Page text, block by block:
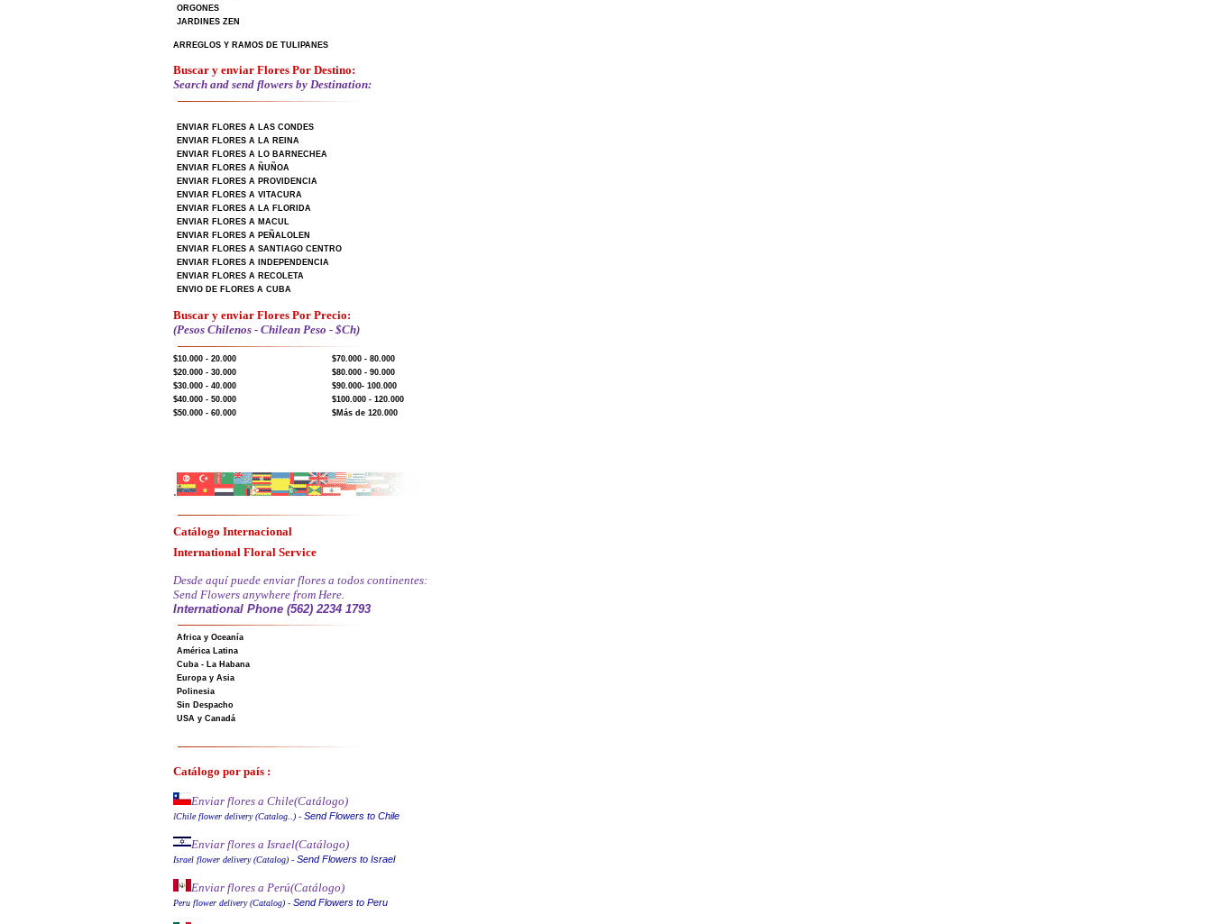
ORGONES
JARDINES ZEN
ARREGLOS Y RAMOS DE TULIPANES
Buscar y enviar Flores Por Destino:
Search and send flowers by Destination:
ENVIAR FLORES A LAS CONDES
ENVIAR FLORES A LA REINA
ENVIAR FLORES A LO BARNECHEA
ENVIAR FLORES A ÑUÑOA
ENVIAR FLORES A PROVIDENCIA
ENVIAR FLORES A VITACURA
ENVIAR FLORES A LA FLORIDA
ENVIAR FLORES A MACUL
ENVIAR FLORES A PEÑALOLEN
ENVIAR FLORES A SANTIAGO CENTRO
ENVIAR FLORES A INDEPENDENCIA
ENVIAR FLORES A RECOLETA
ENVIO DE FLORES A CUBA
Buscar y enviar Flores Por Precio:
(Pesos Chilenos - Chilean Peso - $Ch)
$10.000 - 20.000
$70.000 - 80.000
$20.000 - 30.000
$80.000 - 90.000
$30.000 - 40.000
$90.000- 100.000
$40.000 - 50.000
$100.000 - 120.000
$50.000 - 60.000
$Más de 120.000
.
Catálogo Internacional
International Floral Service
Desde aquí puede enviar flores a todos continentes:
Send Flowers anywhere from Here.
International Phone (562) 2234 1793
Africa y Oceanía
América Latina
Cuba - La Habana
Europa y Asia
Polinesia
Sin Despacho
USA y Canadá
Catálogo por país :
Enviar flores a Chile(Catálogo)
IChile flower delivery (Catalog..) - Send Flowers to Chile
Enviar flores a Israel(Catálogo)
Israel flower delivery (Catalog) - Send Flowers to Israel
Enviar flores a Perú(Catálogo)
Peru flower delivery (Catalog) - Send Flowers to Peru